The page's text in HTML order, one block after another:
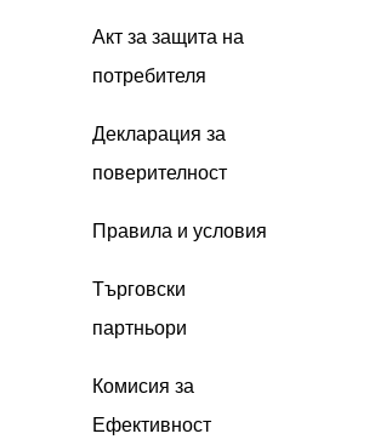
Акт за защита на
потребителя
Декларация за
поверителност
Правила и условия
Търговски
партньори
Комисия за
Ефективност